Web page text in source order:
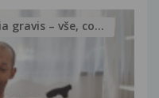
gravis – vše, co...